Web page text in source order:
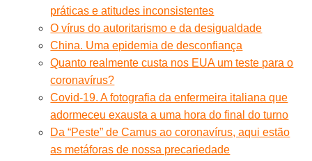
práticas e atitudes inconsistentes
O vírus do autoritarismo e da desigualdade
China. Uma epidemia de desconfiança
Quanto realmente custa nos EUA um teste para o
coronavírus?
Covid-19. A fotografia da enfermeira italiana que
adormeceu exausta a uma hora do final do turno
Da “Peste” de Camus ao coronavírus, aqui estão
as metáforas de nossa precariedade